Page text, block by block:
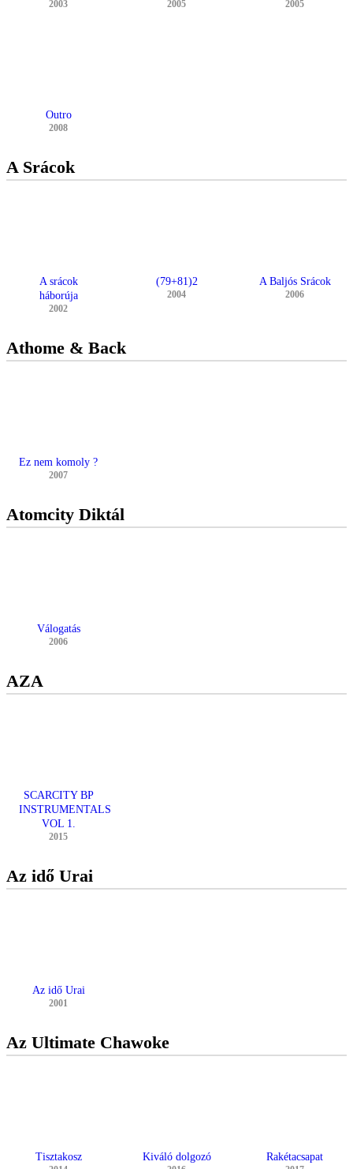
2003 2005 2005
Outro
2008
A Srácok
A srácok
háborúja
2002
(79+81)2
2004
A Baljós Srácok
2006
Athome & Back
Ez nem komoly ?
2007
Atomcity Diktál
Válogatás
2006
AZA
SCARCITY BP
INSTRUMENTALS
VOL 1.
2015
Az idő Urai
Az idő Urai
2001
Az Ultimate Chawoke
Tisztakosz Kiváló dolgozó Rakétacsapat